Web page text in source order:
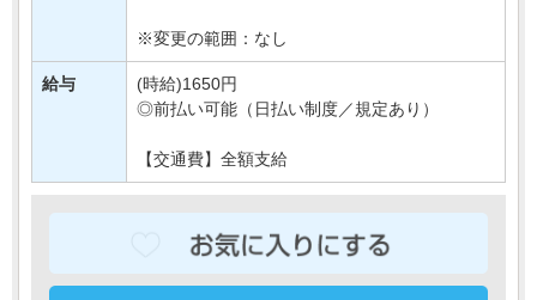
※変更の範囲：なし
給与
(時給)1650円
◎前払い可能（日払い制度／規定あり）
【交通費】全額支給